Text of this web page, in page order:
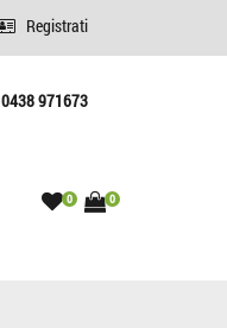
Registrati
0438 971673
0 0